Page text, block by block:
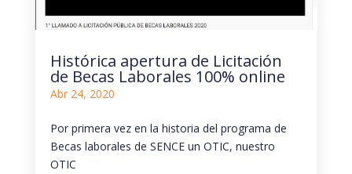
Histórica apertura de Licitación
de Becas Laborales 100% online
Abr 24, 2020
Por primera vez en la historia del programa de
Becas laborales de SENCE un OTIC, nuestro
OTIC